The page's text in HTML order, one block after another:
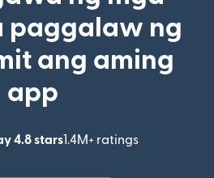
paggalaw ng
ang aming
app
4.8 stars1.4M+ ratings
(bubukas